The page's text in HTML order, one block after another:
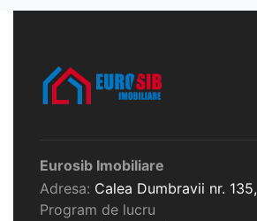
Eurosib Imobiliare
Adresa: Calea Dumbravii nr. 135,
Program de lucru